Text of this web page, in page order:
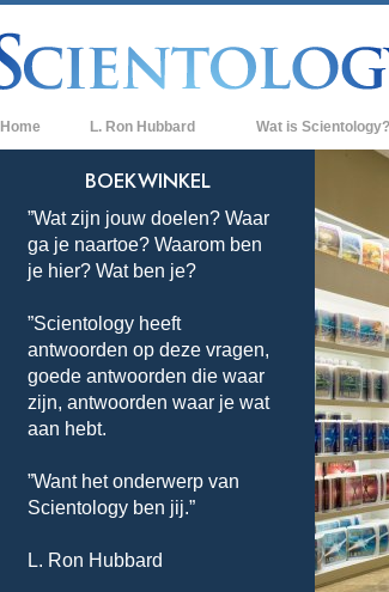
Home L. Ron Hubbard Wat is Scientology?
Overtuigingen &
De Credo’s en Codes
Wat scientologen
Maak kennis met een
Binnen in een Kerk
De Grondbeginselen
Een Inleiding tot
Liefde en Haat –
Wat is Grootheid?
BOEKWINKEL
”Wat zijn jouw doelen? Waar
ga je naartoe? Waarom ben
je hier? Wat ben je?
”Scientology heeft
antwoorden op deze vragen,
goede antwoorden die waar
zijn, antwoorden waar je wat
aan hebt.
”Want het onderwerp van
Scientology ben jij.”
L. Ron Hubbard